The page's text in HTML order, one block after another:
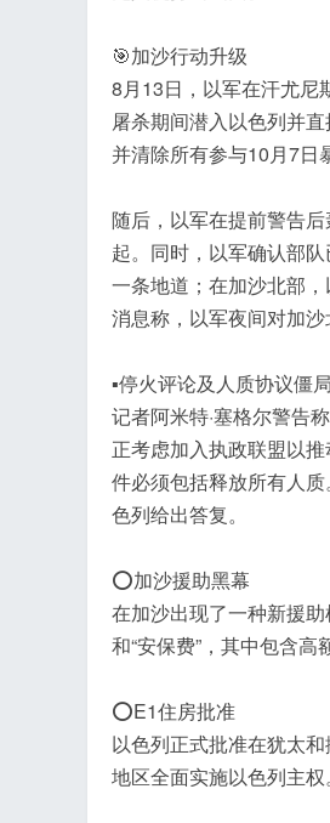
🎯加沙行动升级
8月13日，以军在汗尤尼
屠杀期间潜入以色列并
并清除所有参与10月7日
随后，以军在提前警告
起。同时，以军确认部
一条地道；在加沙北部
消息称，以军夜间对加沙
▪停火评论及人质协议僵局
记者阿米特·塞格尔警告
正考虑加入执政联盟以
件必须包括释放所有人
色列给出答复。
⭕加沙援助黑幕
在加沙出现了一种新援
和“安保费”，其中包含高
⭕E1住房批准
以色列正式批准在犹太
地区全面实施以色列主